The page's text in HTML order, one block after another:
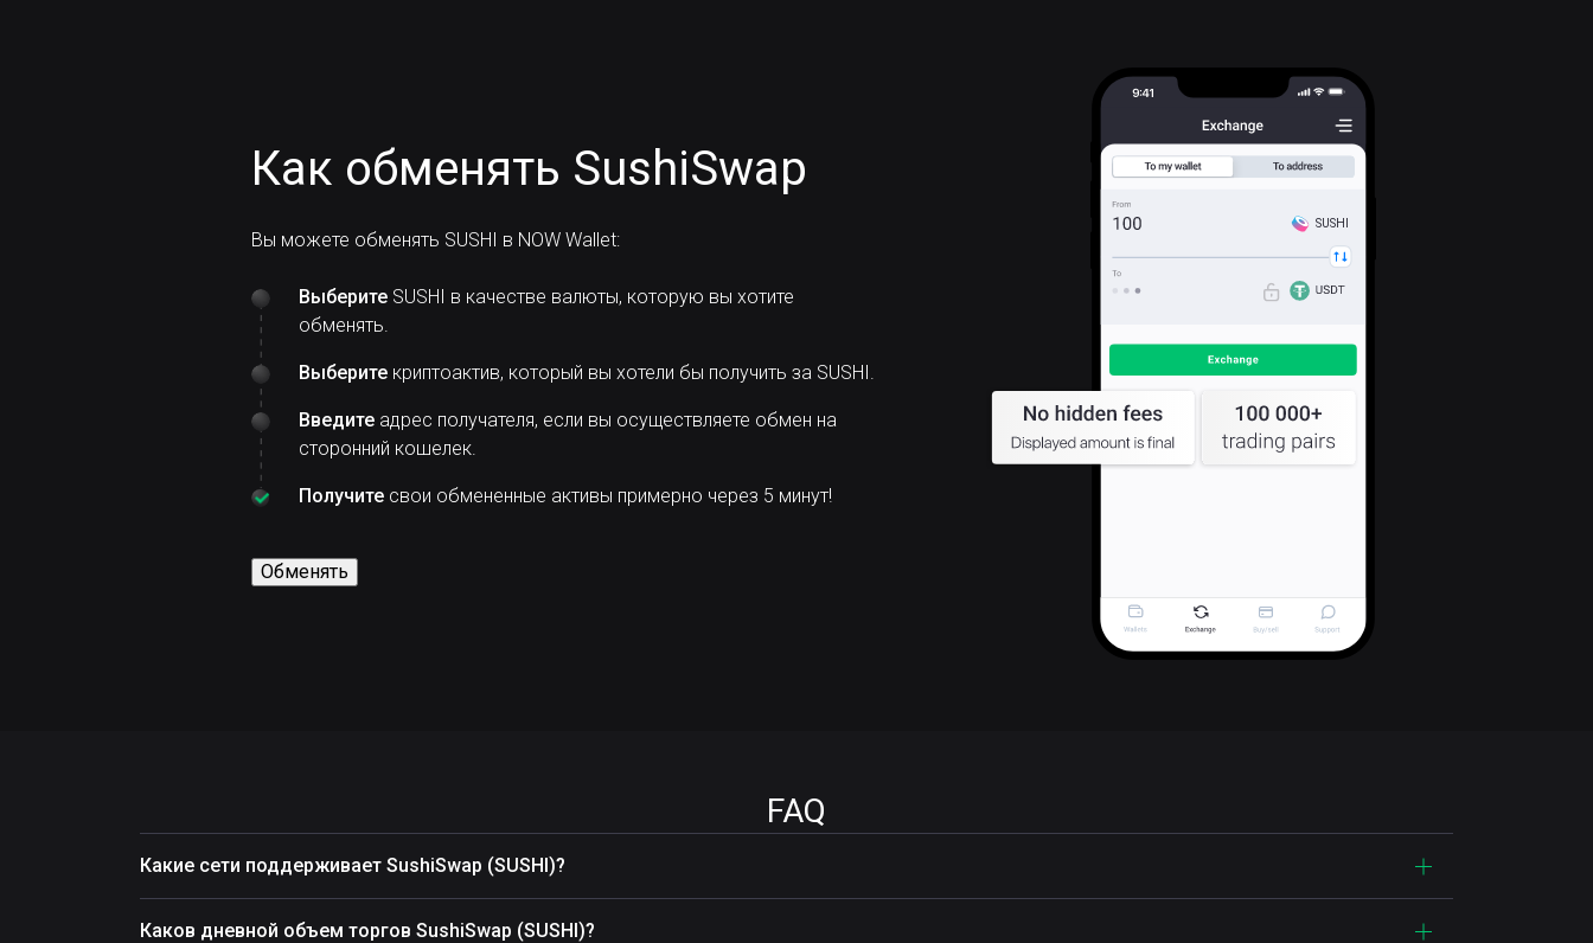
SUSHI
Как обменять SushiSwap
Вы можете обменять SUSHI в NOW Wallet:
Выберите SUSHI в качестве валюты, которую вы хотите
обменять.
Выберите криптоактив, который вы хотели бы получить за SUSHI.
Введите адрес получателя, если вы осуществляете обмен на
сторонний кошелек.
Получите свои обмененные активы примерно через 5 минут!
Обменять
FAQ
Какие сети поддерживает SushiSwap (SUSHI)?
Каков дневной объем торгов SushiSwap (SUSHI)?